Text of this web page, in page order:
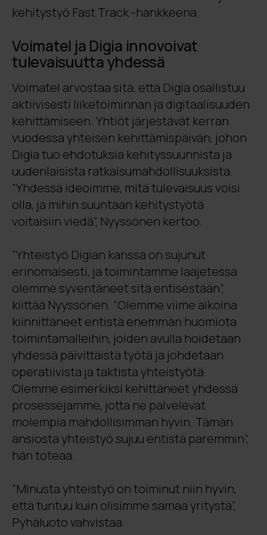
kehitystyö Fast Track -hankkeena.
Voimatel ja Digia innovoivat
tulevaisuutta yhdessä
Voimatel arvostaa sitä, että Digia osallistuu
aktiivisesti liiketoiminnan ja digitaalisuuden
kehittämiseen. Yhtiöt järjestävät kerran
vuodessa yhteisen kehittämispäivän, johon
Digia tuo ehdotuksia kehityssuunnista ja
uudenlaisista ratkaisumahdollisuuksista.
”Yhdessä ideoimme, mitä tulevaisuus voisi
olla, ja mihin suuntaan kehitystyötä
voitaisiin viedä”, Nyyssönen kertoo.
”Yhteistyö Digian kanssa on sujunut
erinomaisesti, ja toimintamme laajetessa
olemme syventäneet sitä entisestään”,
kiittää Nyyssönen. ”Olemme viime aikoina
kiinnittäneet entistä enemmän huomiota
toimintamalleihin, joiden avulla hoidetaan
yhdessä päivittäistä työtä ja johdetaan
operatiivista ja taktista yhteistyötä.
Olemme esimerkiksi kehittäneet yhdessä
prosessejamme, jotta ne palvelevat
molempia mahdollisimman hyvin. Tämän
ansiosta yhteistyö sujuu entistä paremmin”,
hän toteaa.
”Minusta yhteistyö on toiminut niin hyvin,
että tuntuu kuin olisimme samaa yritystä”,
Pyhäluoto vahvistaa.